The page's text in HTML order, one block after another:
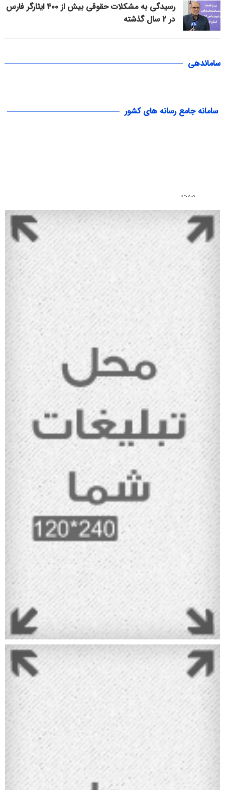
رسیدگی به مشکلات حقوقی بیش از ۴۰۰ ایثارگر فارس
در ۲ سال گذشته
ساماندهی
سامانه جامع رسانه های کشور